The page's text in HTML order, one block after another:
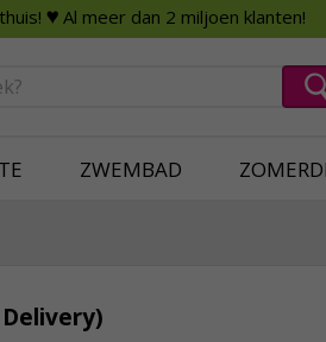
♥ Al meer dan 2 miljoen klanten!
ZWEMBAD
Slimme beveiliging
Delivery)